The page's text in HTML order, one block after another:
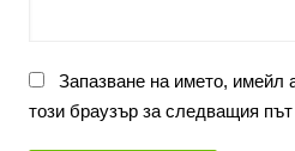
Запазване на името, имейл
този браузър за следващия път